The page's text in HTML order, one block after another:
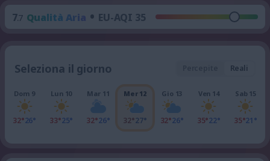
7.7 Qualità Aria • EU-AQI 35
Seleziona il giorno Reali
Dom 9
32°26°
Lun 10
33°25°
Mar 11
32°26°
Mer 12
32°27°
Gio 13
32°26°
Ven 14
35°22°
Sab 15
35°21°